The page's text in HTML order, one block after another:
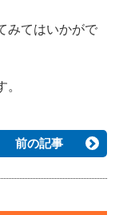
みてはいかがで
前の記事